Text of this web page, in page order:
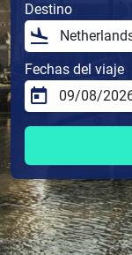
Destino
Fechas del viaje